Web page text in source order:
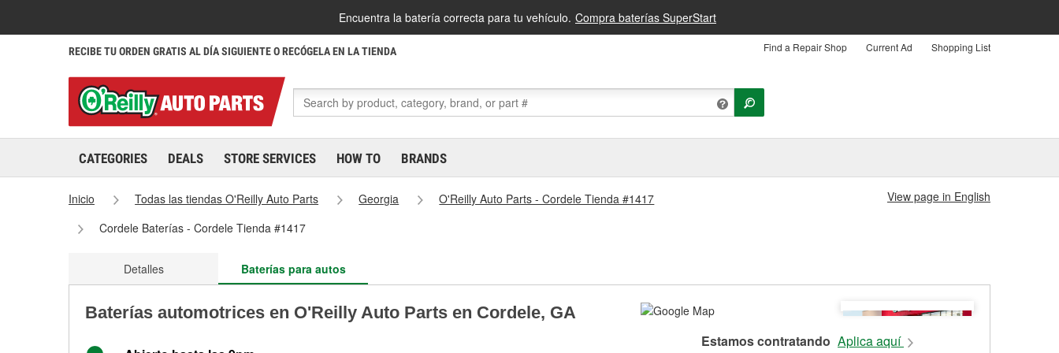
Encuentra la batería correcta para tu vehículo. Compra baterías SuperStart
RECIBE TU ORDEN GRATIS AL DÍA SIGUIENTE O RECÓGELA EN LA TIENDA Find a Repair Shop Current Ad Shopping List
CATEGORIES DEALS STORE SERVICES HOW TO BRANDS
Inicio Todas las tiendas O'Reilly Auto Parts Georgia
O'Reilly Auto Parts - Cordele Tienda #1417
Cordele Baterías - Cordele Tienda #1417
View page in English
Detalles Baterías para autos
Baterías automotrices en O'Reilly Auto Parts en Cordele, GA
Estamos contratando Aplica aquí